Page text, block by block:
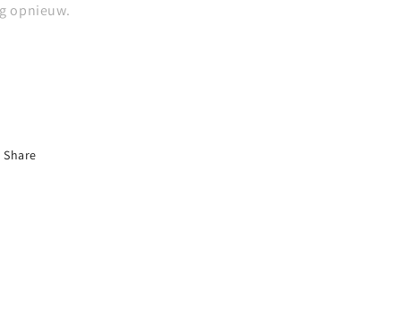
opnieuw.
Share